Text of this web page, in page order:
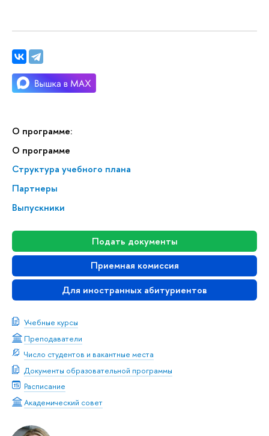
О программе:
О программе
Структура учебного плана
Партнеры
Выпускники
Подать документы
Приемная комиссия
Для иностранных абитуриентов
Учебные курсы
Преподаватели
Число студентов и вакантные места
Документы образовательной программы
Расписание
Академический совет